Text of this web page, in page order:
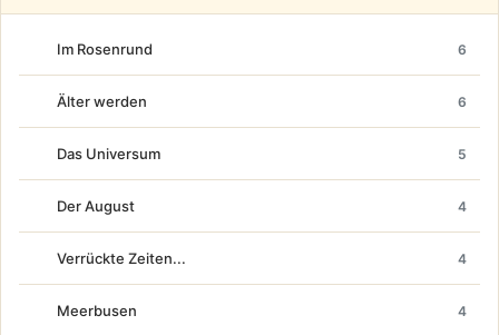
Im Rosenrund 6
Älter werden 6
Das Universum 5
Der August 4
Verrückte Zeiten... 4
Meerbusen 4